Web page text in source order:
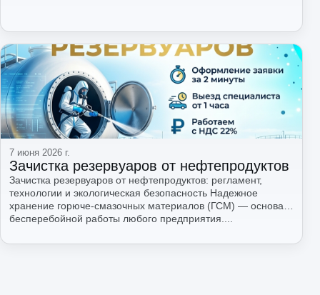
Читать
7 июня 2026 г.
Зачистка резервуаров от нефтепродуктов
Зачистка резервуаров от нефтепродуктов: регламент,
технологии и экологическая безопасность Надежное
хранение горюче-смазочных материалов (ГСМ) — основа
бесперебойной работы любого предприятия....